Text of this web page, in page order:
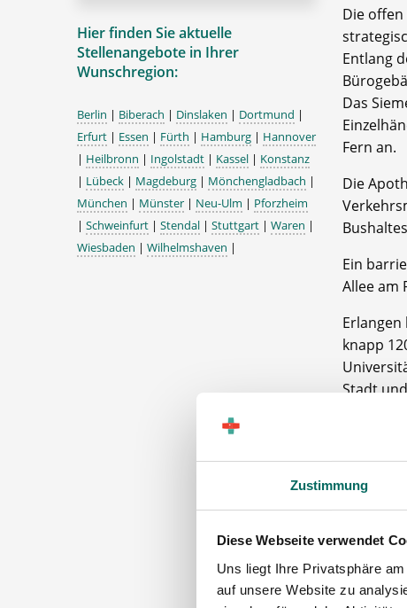
Zustimmung
Diese Webseite verwendet
Uns liegt Ihre Privatsphäre
auf unsere Website zu
Die
Entlang
Das
Fern an.
Die
Ein
Allee am
knapp
Stadt
Die
immer
Neben
Hier finden Sie aktuelle
Stellenangebote in Ihrer
Wunschregion:
Berlin | Biberach | Dinslaken | Dortmund |
Erfurt | Essen | Fürth | Hamburg | Hannover
| Heilbronn | Ingolstadt | Kassel | Konstanz
| Lübeck | Magdeburg | Mönchengladbach |
München | Münster | Neu-Ulm | Pforzheim
| Schweinfurt | Stendal | Stuttgart | Waren |
Wiesbaden | Wilhelmshaven |